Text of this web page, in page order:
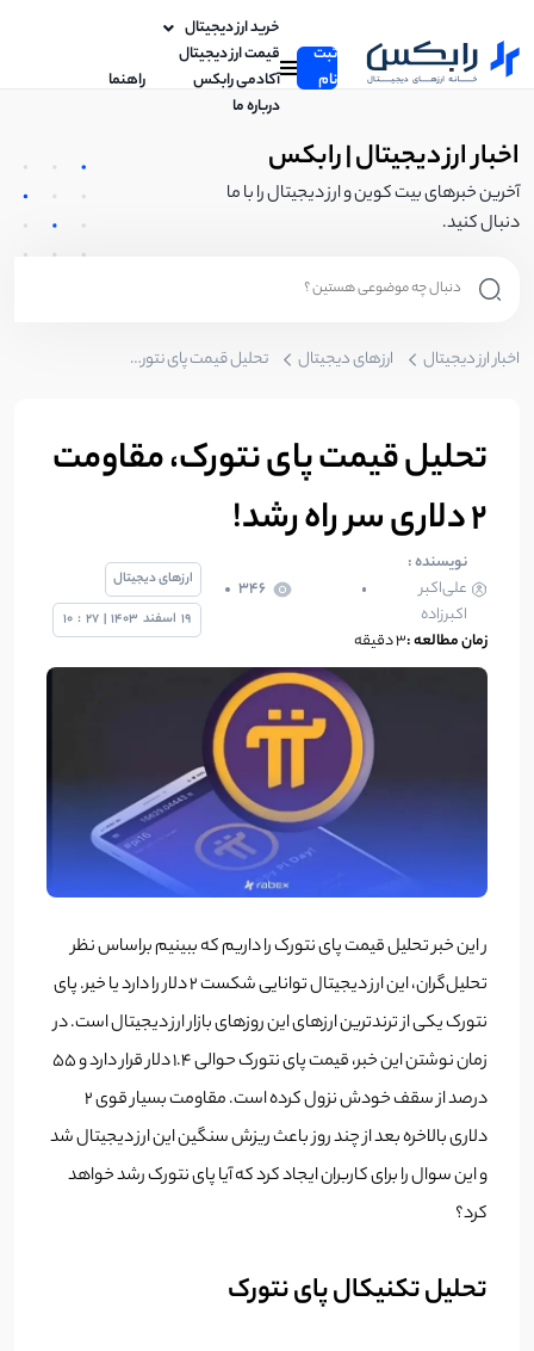
ثبت
نام
خرید ارز دیجیتال
قیمت ارز دیجیتال
آکادمی رابکس
راهنما
درباره ما
اخبار ارز دیجیتال | رابکس
آخرین خبرهای بیت کوین و ارز دیجیتال را با ما
دنبال کنید.
اخبار ارز دیجیتال ارزهای دیجیتال تحلیل قیمت پای نتورک، مقاومت 2 دلاری سر راه رشد!
تحلیل قیمت پای نتورک، مقاومت
2 دلاری سر راه رشد!
نویسنده :
علی‌اکبر
اکبرزاده
346
زمان مطالعه :3 دقیقه
ارزهای دیجیتال
19 اسفند 1403
|
27
:
10
ر این خبر تحلیل قیمت پای نتورک را داریم که ببینیم براساس نظر
تحلیل‌گران، این ارز دیجیتال توانایی شکست 2 دلار را دارد یا خیر. پای
نتورک یکی از ترندترین ارزهای این روزهای بازار ارز دیجیتال است. در
زمان نوشتن این خبر، قیمت پای نتورک حوالی 1.4 دلار قرار دارد و 55
درصد از سقف خودش نزول کرده است. مقاومت بسیار قوی 2
دلاری بالاخره بعد از چند روز باعث ریزش سنگین این ارز دیجیتال شد
و این سوال را برای کاربران ایجاد کرد که آیا پای نتورک رشد خواهد
کرد؟
تحلیل تکنیکال پای نتورک